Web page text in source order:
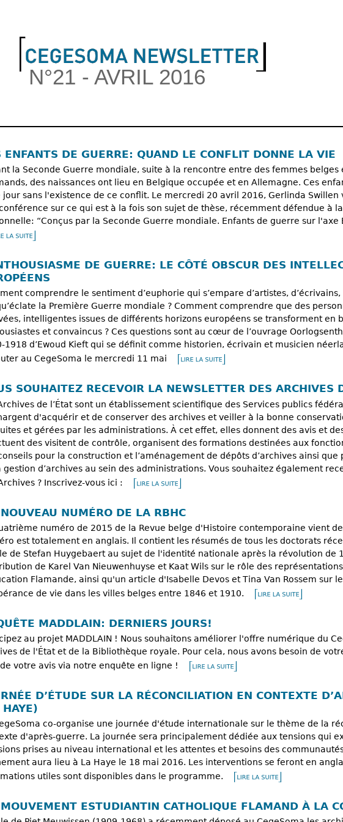
N°21 - AVRIL 2016
ENFANTS DE GUERRE: QUAND LE CONFLIT DONNE LA VIE
la Seconde Guerre mondiale, suite à la rencontre entre des femmes belges
des naissances ont lieu en Belgique occupée et en Allemagne. Ces
jour sans l'existence de ce conflit. Le mercredi 20 avril 2016, Gerlinda Swillen
sur ce qui est à la fois son sujet de thèse, récemment défendue à
“Conçus par la Seconde Guerre mondiale. Enfants de guerre sur l'axe
DE GUERRE: LE CÔTÉ OBSCUR DES
comprendre le sentiment d’euphorie qui s’empare d’artistes,
la Première Guerre mondiale ? Comment comprendre que des
intelligentes issues de différents horizons européens se transforment en
et convaincus ? Ces questions sont au cœur de l’ouvrage
1918 d’Ewoud Kieft qui se définit comme historien, écrivain et musicien
au CegeSoma le mercredi 11 mai
SOUHAITEZ RECEVOIR LA NEWSLETTER DES ARCHIVES
de l’État sont un établissement scientifique des Services publics
d'acquérir et de conserver des archives et veiller à la bonne
et gérées par les administrations. À cet effet, elles donnent des avis et
des visitent de contrôle, organisent des formations destinées aux
pour la construction et l’aménagement de dépôts d’archives ainsi que
gestion d’archives au sein des administrations. Vous souhaitez également
? Inscrivez-vous ici :
NUMÉRO DE LA RBHC
numéro de 2015 de la Revue belge d'Histoire contemporaine vient
est totalement en anglais. Il contient les résumés de tous les doctorats
de Stefan Huygebaert au sujet de l'identité nationale après la révolution de
de Karel Van Nieuwenhuyse et Kaat Wils sur le rôle des
Flamande, ainsi qu'un article d'Isabelle Devos et Tina Van Rossem sur
de vie dans les villes belges entre 1846 et 1910.
MADDLAIN: DERNIERS JOURS!
au projet MADDLAIN ! Nous souhaitons améliorer l'offre numérique du
de l'État et de la Bibliothèque royale. Pour cela, nous avons besoin de
votre avis via notre enquête en ligne !
D’ÉTUDE SUR LA RÉCONCILIATION EN CONTEXTE
co-organise une journée d'étude internationale sur le thème de la
d'après-guerre. La journée sera principalement dédiée aux tensions qui
prises au niveau international et les attentes et besoins des
aura lieu à La Haye le 18 mai 2016. Les interventions se feront en
utiles sont disponibles dans le programme.
ESTUDIANTIN CATHOLIQUE FLAMAND À LA